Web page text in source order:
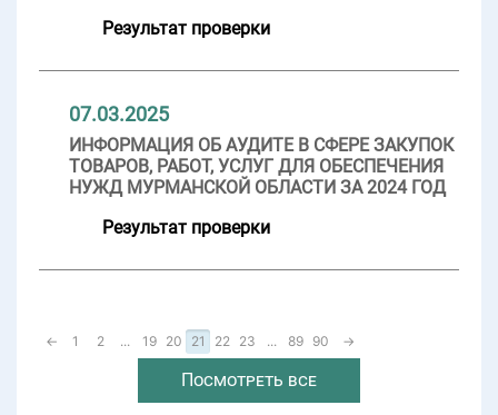
Результат проверки
07.03.2025
ИНФОРМАЦИЯ ОБ АУДИТЕ В СФЕРЕ ЗАКУПОК
ТОВАРОВ, РАБОТ, УСЛУГ ДЛЯ ОБЕСПЕЧЕНИЯ
НУЖД МУРМАНСКОЙ ОБЛАСТИ ЗА 2024 ГОД
Результат проверки
← 1 2 ... 19 20 21 22 23 ... 89 90 →
Посмотреть все